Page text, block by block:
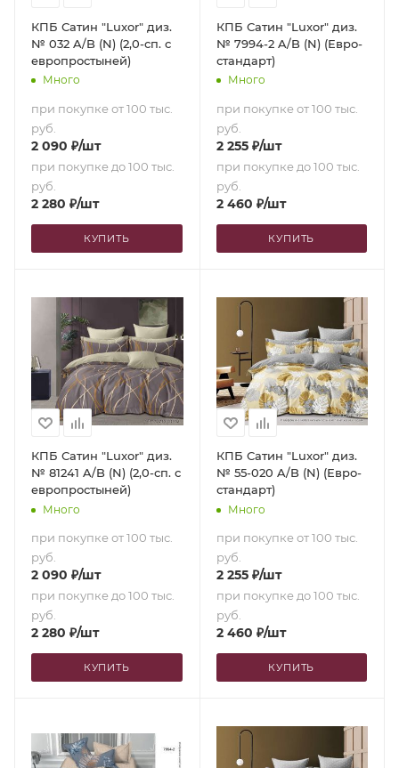
КПБ Сатин "Luxor" диз.
№ 032 A/B (N) (2,0-сп. с
европростыней)
Много
при покупке от 100 тыс.
руб.
2 090 ₽/шт
при покупке до 100 тыс.
руб.
2 280 ₽/шт
КУПИТЬ
КПБ Сатин "Luxor" диз.
№ 7994-2 A/B (N) (Евро-
стандарт)
Много
при покупке от 100 тыс.
руб.
2 255₽/шт
при покупке до 100 тыс.
руб.
2 460 ₽/шт
КУПИТЬ
КПБ Сатин "Luxor" диз.
№ 81241 A/B (N) (2,0-сп. с
европростыней)
Много
при покупке от 100 тыс.
руб.
2 090 ₽/шт
при покупке до 100 тыс.
руб.
2 280 ₽/шт
КУПИТЬ
КПБ Сатин "Luxor" диз.
№ 55-020 A/B (N) (Евро-
стандарт)
Много
при покупке от 100 тыс.
руб.
2 255₽/шт
при покупке до 100 тыс.
руб.
2 460 ₽/шт
КУПИТЬ